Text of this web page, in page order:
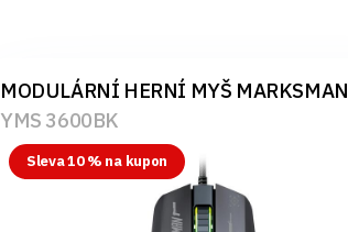
MODULÁRNÍ HERNÍ MYŠ MARKSMAN
YMS 3600BK
Sleva 10 % na kupon